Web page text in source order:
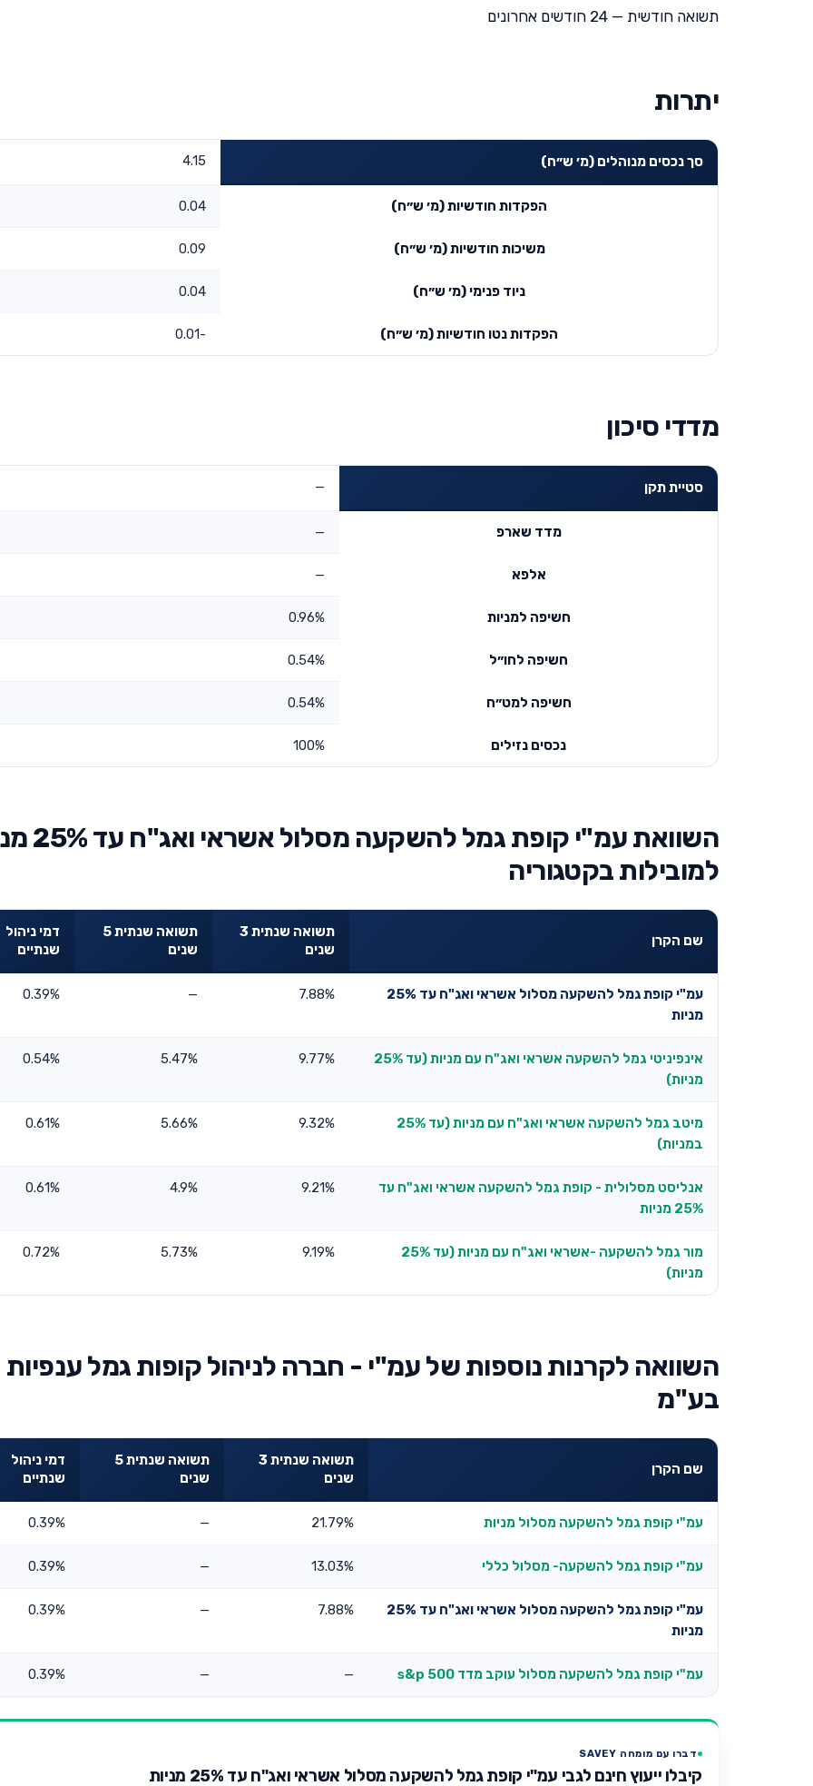
תשואה חודשית — 24 חודשים אחרונים
יתרות
סך נכסים מנוהלים (מ׳ ש״ח) 4.15
הפקדות חודשיות (מ׳ ש״ח) 0.04
משיכות חודשיות (מ׳ ש״ח) 0.09
ניוד פנימי (מ׳ ש״ח) 0.04
הפקדות נטו חודשיות (מ׳ ש״ח) -0.01
מדדי סיכון
סטיית תקן —
מדד שארפ —
אלפא —
חשיפה למניות 0.96%
חשיפה לחו״ל 0.54%
חשיפה למט״ח 0.54%
נכסים נזילים 100%
השוואת עמ"י קופת גמל
למובילות בקטגוריה
שם הקרן
תשואה שנתית 3
שנים
תשואה שנתית 5
שנים
דמי ניהול
שנתיים
עמ"י קופת גמל להשקעה מסלול אשראי ואג"ח עד 25%
מניות
7.88%
—
0.39%
אינפיניטי גמל להשקעה אשראי ואג"ח עם מניות (עד 25%
מניות)
9.77%
5.47%
0.54%
מיטב גמל להשקעה אשראי ואג"ח עם מניות (עד 25%
במניות)
9.32%
5.66%
0.61%
אנליסט מסלולית - קופת גמל להשקעה אשראי ואג"ח עד
25% מניות
9.21%
4.9%
0.61%
מור גמל להשקעה -אשראי ואג"ח עם מניות (עד 25%
מניות)
9.19%
5.73%
0.72%
השוואה לקרנות נוספות של עמ"י - חברה לניהול קופות גמל ענפיות
בע"מ
שם הקרן
תשואה שנתית 3
שנים
תשואה שנתית 5
שנים
דמי ניהול
שנתיים
עמ"י קופת גמל להשקעה מסלול מניות 21.79%
—
0.39%
עמ"י קופת גמל להשקעה- מסלול כללי 13.03%
—
0.39%
עמ"י קופת גמל להשקעה מסלול אשראי ואג"ח עד 25%
מניות
7.88%
—
0.39%
עמ"י קופת גמל להשקעה מסלול עוקב מדד s&p 500 —
—
0.39%
דברו עם מומחה SAVEY
קיבלו ייעוץ חינם לגבי עמ"י קופת גמל להשקעה מסלול אשראי ואג"ח עד 25% מניות